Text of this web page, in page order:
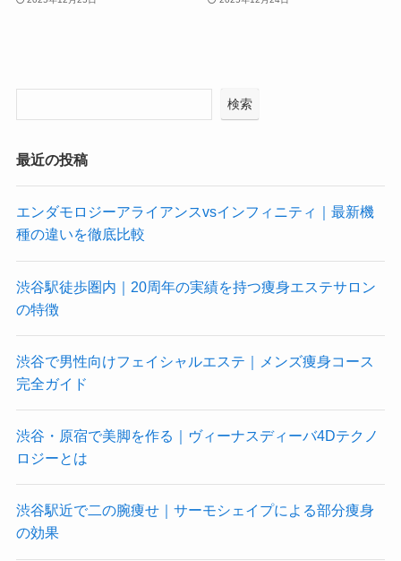
検索
最近の投稿
エンダモロジーアライアンスvsインフィニティ｜最新機
種の違いを徹底比較
渋谷駅徒歩圏内｜20周年の実績を持つ痩身エステサロン
の特徴
渋谷で男性向けフェイシャルエステ｜メンズ痩身コース
完全ガイド
渋谷・原宿で美脚を作る｜ヴィーナスディーバ4Dテクノ
ロジーとは
渋谷駅近で二の腕痩せ｜サーモシェイプによる部分痩身
の効果